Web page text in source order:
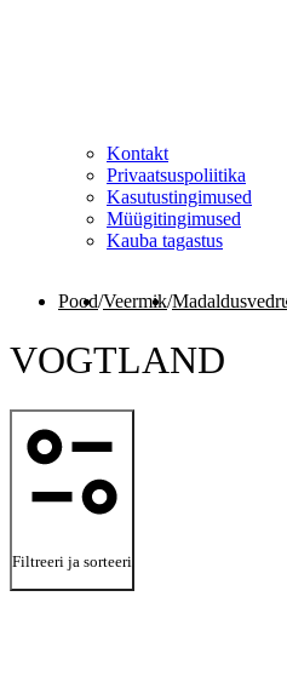
Kontakt
Privaatsuspoliitika
Kasutustingimused
Müügitingimused
Kauba tagastus
Pood/Veermik/
VOGTLAND
Filtreeri ja sorteeri